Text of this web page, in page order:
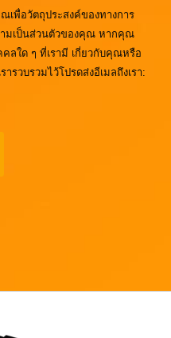
เพื่อวัตถุประสงค์ของทางการ
ามเป็นส่วนตัวของคุณ หากคุณ
ลใด ๆ ที่เรามี เกี่ยวกับคุณหรือ
รวบรวมไว้โปรดส่งอีเมลถึงเรา: